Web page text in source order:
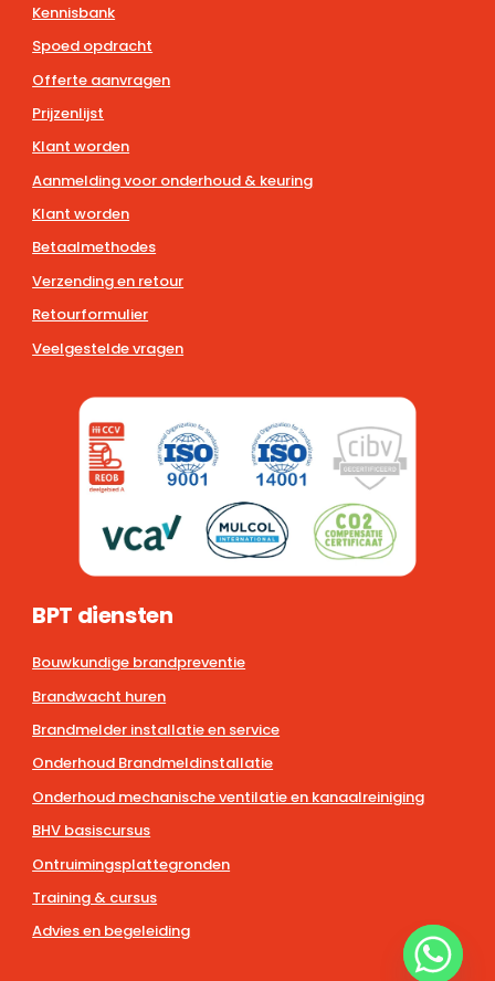
Kennisbank
Spoed opdracht
Offerte aanvragen
Prijzenlijst
Klant worden
Aanmelding voor onderhoud & keuring
Klant worden
Betaalmethodes
Verzending en retour
Retourformulier
Veelgestelde vragen
BPT diensten
Bouwkundige brandpreventie
Brandwacht huren
Brandmelder installatie en service
Onderhoud Brandmeldinstallatie
Onderhoud mechanische ventilatie en kanaalreiniging
BHV basiscursus
Ontruimingsplattegronden
Training & cursus
Advies en begeleiding